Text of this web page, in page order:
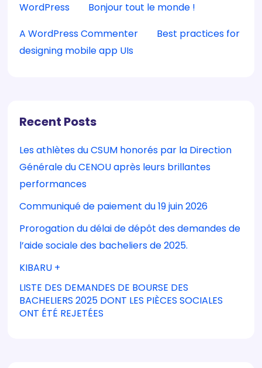
WordPress
Bonjour tout le monde !
A WordPress Commenter
Best practices for
designing mobile app UIs
Recent Posts
Les athlètes du CSUM honorés par la Direction
Générale du CENOU après leurs brillantes
performances
Communiqué de paiement du 19 juin 2026
Prorogation du délai de dépôt des demandes de
l’aide sociale des bacheliers de 2025.
KIBARU +
LISTE DES DEMANDES DE BOURSE DES
BACHELIERS 2025 DONT LES PIÈCES SOCIALES
ONT ÉTÉ REJETÉES